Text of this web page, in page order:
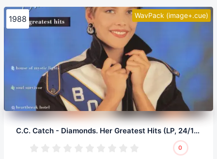
WavPack (image+.cue)
1988
C.C. Catch - Diamonds. Her Greatest Hits (LP, 24/192.0)
0